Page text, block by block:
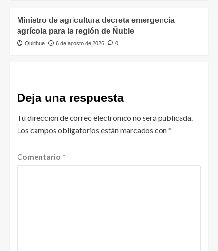
Ministro de agricultura decreta emergencia
agrícola para la región de Ñuble
Quirihue 6 de agosto de 2026 0
Deja una respuesta
Tu dirección de correo electrónico no será publicada.
Los campos obligatorios están marcados con*
Comentario *